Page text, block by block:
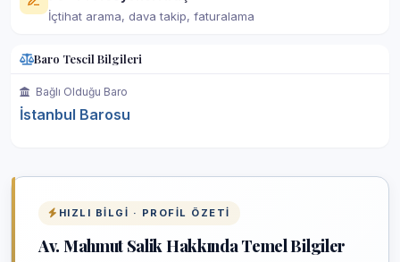
İçtihat arama, dava takip, faturalama
Baro Tescil Bilgileri
Bağlı Olduğu Baro
İstanbul Barosu
HIZLI BILGI · PROFIL ÖZETI
Av. Mahmut Salik Hakkında Temel Bilgiler